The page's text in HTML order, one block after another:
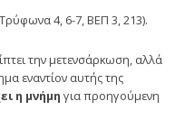
4, 6-7, ΒΕΠ 3, 213).
την μετεν­σάρκωση, αλλά
εναντίον αυτής της
η μνήμη για προηγούμενη